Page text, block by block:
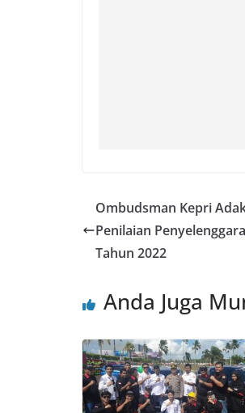
Ombudsman Kepri
Penilaian
Tahun 2022
Anda Juga